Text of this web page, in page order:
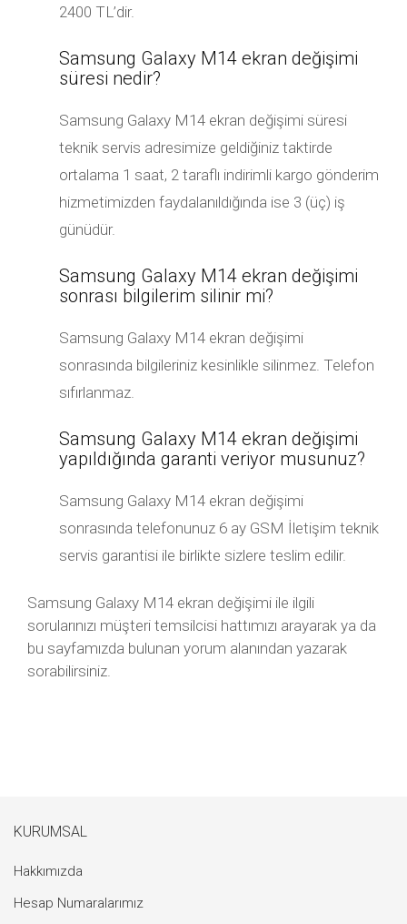
2400 TL’dir.
Samsung Galaxy M14 ekran değişimi
süresi nedir?
Samsung Galaxy M14 ekran değişimi süresi
teknik servis adresimize geldiğiniz taktirde
ortalama 1 saat, 2 taraflı indirimli kargo gönderim
hizmetimizden faydalanıldığında ise 3 (üç) iş
günüdür.
Samsung Galaxy M14 ekran değişimi
sonrası bilgilerim silinir mi?
Samsung Galaxy M14 ekran değişimi
sonrasında bilgileriniz kesinlikle silinmez. Telefon
sıfırlanmaz.
Samsung Galaxy M14 ekran değişimi
yapıldığında garanti veriyor musunuz?
Samsung Galaxy M14 ekran değişimi
sonrasında telefonunuz 6 ay GSM İletişim teknik
servis garantisi ile birlikte sizlere teslim edilir.
Samsung Galaxy M14 ekran değişimi ile ilgili
sorularınızı müşteri temsilcisi hattımızı arayarak ya da
bu sayfamızda bulunan yorum alanından yazarak
sorabilirsiniz.
KURUMSAL
Hakkımızda
Hesap Numaralarımız